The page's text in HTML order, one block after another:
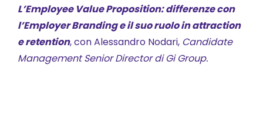
L’Employee Value Proposition: differenze con
l’Employer Branding e il suo ruolo in attraction
e retention, con Alessandro Nodari, Candidate
Management Senior Director di Gi Group.